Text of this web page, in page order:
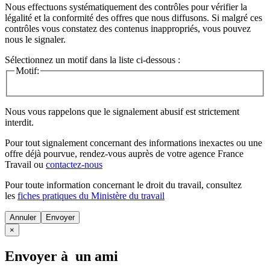
Nous effectuons systématiquement des contrôles pour vérifier la
légalité et la conformité des offres que nous diffusons. Si malgré ces
contrôles vous constatez des contenus inappropriés, vous pouvez
nous le signaler.
Sélectionnez un motif dans la liste ci-dessous :
Motif:
Nous vous rappelons que le signalement abusif est strictement
interdit.
Pour tout signalement concernant des informations inexactes ou une
offre déjà pourvue, rendez-vous auprès de votre agence France
Travail ou contactez-nous
Pour toute information concernant le droit du travail, consultez
les fiches pratiques du Ministère du travail
Annuler
×
Envoyer à un ami